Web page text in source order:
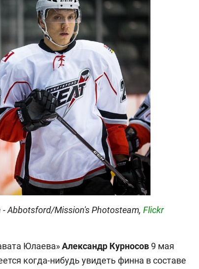
Abbotsford/Mission's Photosteam, Flickr
Юлаева»Александр Курносов 9 мая
когда-нибудь увидеть финна в составе